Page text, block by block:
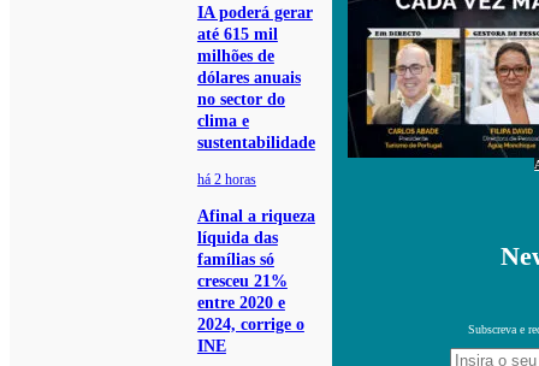
IA poderá gerar
até 615 mil
milhões de
dólares anuais
no sector do
clima e
sustentabilidade
há 2 horas
Afinal a riqueza
líquida das
famílias só
cresceu 21%
entre 2020 e
2024, corrige o
INE
Subscreva e